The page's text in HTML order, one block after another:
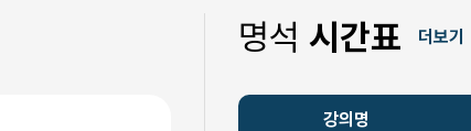
명석 시간표 더보기
강의명